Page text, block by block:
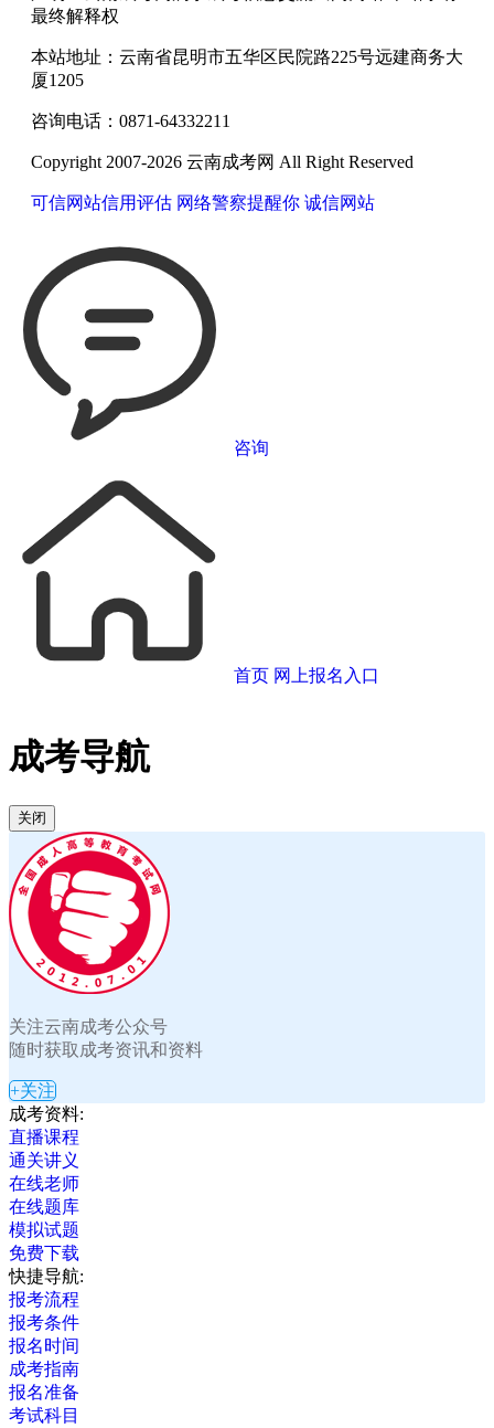
最终解释权
本站地址：云南省昆明市五华区民院路225号远建商务大
厦1205
咨询电话：0871-64332211
Copyright 2007-2026 云南成考网 All Right Reserved
可信网站信用评估 网络警察提醒你 诚信网站
咨询
首页 网上报名入口
成考导航
关闭
关注云南成考公众号
随时获取成考资讯和资料
+关注
成考资料:
直播课程
通关讲义
在线老师
在线题库
模拟试题
免费下载
快捷导航:
报考流程
报考条件
报名时间
成考指南
报名准备
考试科目